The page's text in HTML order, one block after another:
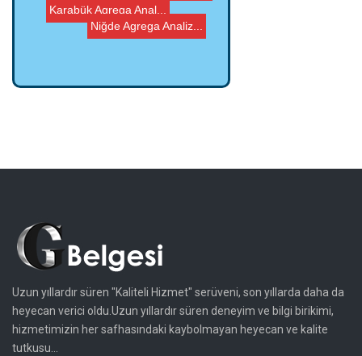
Aksaray Agrega Anali...
Siirt Agrega Analizi...
Uzun yıllardır süren "Kaliteli Hizmet" serüveni, son yıllarda daha da
heyecan verici oldu.Uzun yıllardır süren deneyim ve bilgi birikimi,
hizmetimizin her safhasındaki kaybolmayan heyecan ve kalite
tutkusu...